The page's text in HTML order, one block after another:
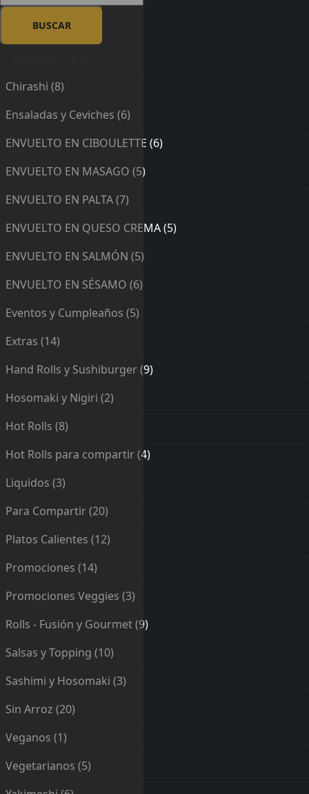
Chirashi (8)
Ensaladas y Ceviches (6)
ENVUELTO EN CIBOULETTE (6)
ENVUELTO EN MASAGO (5)
ENVUELTO EN PALTA(7)
ENVUELTO EN QUESO CREMA(5)
ENVUELTO EN SALMÓN (5)
ENVUELTO EN SÉSAMO (6)
Eventos y Cumpleaños (5)
Extras (14)
Hand Rolls y Sushiburger(9)
Hosomaki y Nigiri (2)
Hot Rolls (8)
Hot Rolls para compartir(4)
Liquidos (3)
Para Compartir(20)
Platos Calientes (12)
Promociones (14)
Promociones Veggies (3)
Rolls - Fusión y Gourmet(9)
Salsas y Topping (10)
Sashimi y Hosomaki (3)
Sin Arroz (20)
Veganos (1)
Vegetarianos (5)